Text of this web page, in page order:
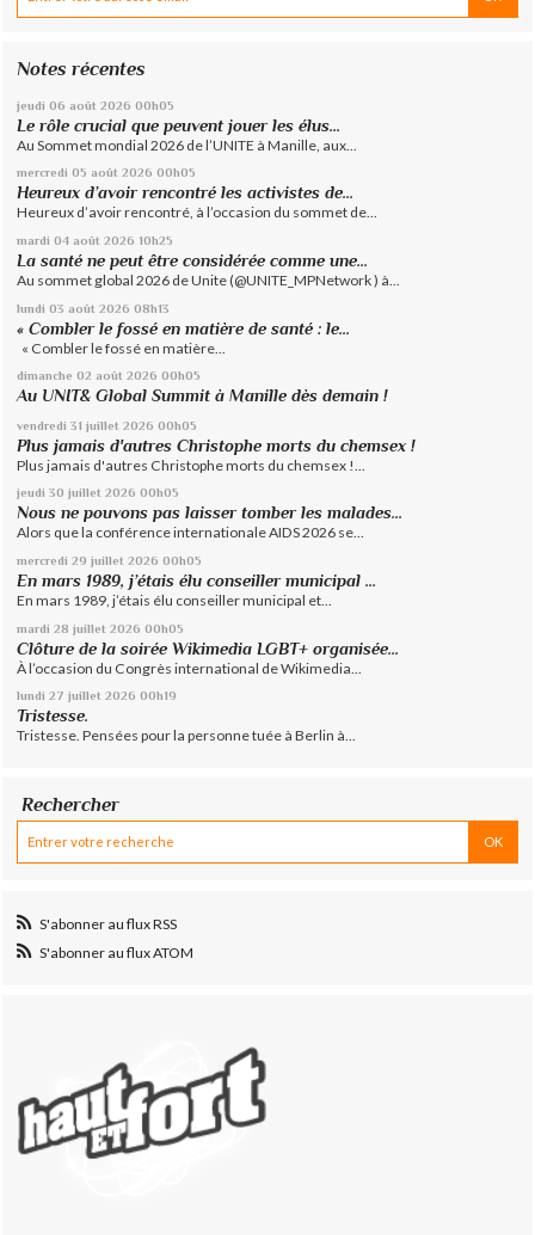
Notes récentes
jeudi 06 août 2026 00h05
Le rôle crucial que peuvent jouer les élus...
Au Sommet mondial 2026 de l’UNITE à Manille, aux...
mercredi 05 août 2026 00h05
Heureux d’avoir rencontré les activistes de...
Heureux d’avoir rencontré, à l’occasion du sommet de...
mardi 04 août 2026 10h25
La santé ne peut être considérée comme une...
Au sommet global 2026 de Unite (@UNITE_MPNetwork ) à...
lundi 03 août 2026 08h13
« Combler le fossé en matière de santé : le...
« Combler le fossé en matière...
dimanche 02 août 2026 00h05
Au UNIT& Global Summit à Manille dès demain !
vendredi 31 juillet 2026 00h05
Plus jamais d'autres Christophe morts du chemsex !
Plus jamais d'autres Christophe morts du chemsex !...
jeudi 30 juillet 2026 00h05
Nous ne pouvons pas laisser tomber les malades...
Alors que la conférence internationale AIDS 2026 se...
mercredi 29 juillet 2026 00h05
En mars 1989, j’étais élu conseiller municipal ...
En mars 1989, j’étais élu conseiller municipal et...
mardi 28 juillet 2026 00h05
Clôture de la soirée Wikimedia LGBT+ organisée...
À l’occasion du Congrès international de Wikimedia...
lundi 27 juillet 2026 00h19
Tristesse.
Tristesse. Pensées pour la personne tuée à Berlin à...
Rechercher
S'abonner au flux RSS
S'abonner au flux ATOM